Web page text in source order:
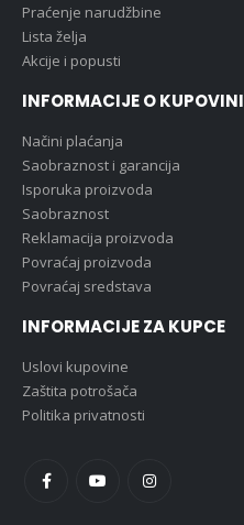
Praćenje narudžbine
Lista želja
Akcije i popusti
INFORMACIJE O KUPOVINI
Načini plaćanja
Saobraznost i garancija
Isporuka proizvoda
Saobraznost
Reklamacija proizvoda
Povraćaj proizvoda
Povraćaj sredstava
INFORMACIJE ZA KUPCE
Uslovi kupovine
Zaštita potrošača
Politika privatnosti